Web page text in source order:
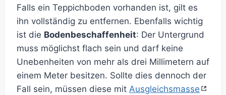
Falls ein Teppichboden vorhanden ist, gilt es
ihn vollständig zu entfernen. Ebenfalls wichtig
ist die Bodenbeschaffenheit: Der Untergrund
muss möglichst flach sein und darf keine
Unebenheiten von mehr als drei Millimetern auf
einem Meter besitzen. Sollte dies dennoch der
Fall sein, müssen diese mit Ausgleichsmasse